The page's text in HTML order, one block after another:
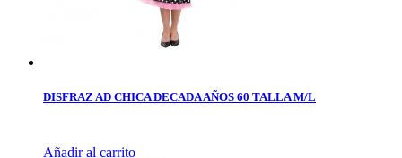
DISFRAZ AD CHICA DECADA AÑOS 60 TALLA M/L
Añadir al carrito